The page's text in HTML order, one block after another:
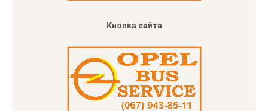
Кнопка сайта